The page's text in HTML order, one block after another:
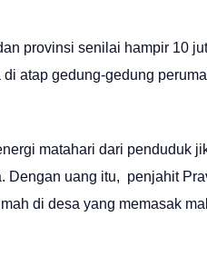
provinsi senilai hampir 10
atap gedung-gedung
matahari dari penduduk
Dengan uang itu, penjahit
di desa yang memasak